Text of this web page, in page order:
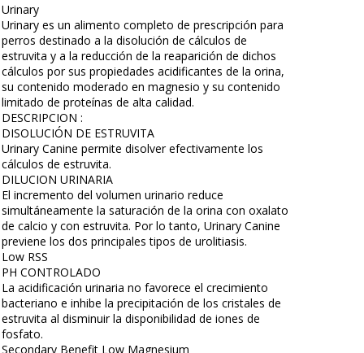
Urinary
Urinary es un alimento completo de prescripción para
perros destinado a la disolución de cálculos de
estruvita y a la reducción de la reaparición de dichos
cálculos por sus propiedades acidificantes de la orina,
su contenido moderado en magnesio y su contenido
limitado de proteínas de alta calidad.
DESCRIPCION :
DISOLUCIÓN DE ESTRUVITA
Urinary Canine permite disolver efectivamente los
cálculos de estruvita.
DILUCION URINARIA
El incremento del volumen urinario reduce
simultáneamente la saturación de la orina con oxalato
de calcio y con estruvita. Por lo tanto, Urinary Canine
previene los dos principales tipos de urolitiasis.
Low RSS
PH CONTROLADO
La acidificación urinaria no favorece el crecimiento
bacteriano e inhibe la precipitación de los cristales de
estruvita al disminuir la disponibilidad de iones de
fosfato.
Secondary Benefit Low Magnesium